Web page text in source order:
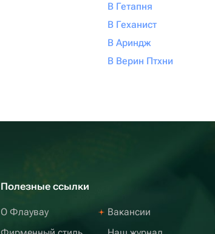
В Гетапня
В Геханист
В Ариндж
В Верин Птхни
Полезные ссылки
О Флаувау
Вакансии